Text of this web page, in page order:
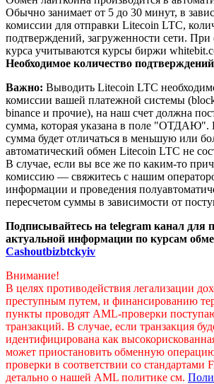
Обычно занимает от 5 до 30 минут, в
комиссии для отправки Litecoin LTC,
подтверждений, загруженности сети.
курса учитываются курсы биржи
Необходимое количество
Важно: Выводить Litecoin LTC
комиссии вашей платежной системы
binance и прочие), на наш счет должна
сумма, которая указана в поле "ОТДАЮ".
сумма будет отличаться в меньшую или
автоматический обмен Litecoin LTC не
В случае, если вы все же по каким-то
комиссию — свяжитесь с нашим
информации и проведения
пересчетом суммы в зависимости от
Подписывайтесь на telegram канал для
актуальной информации по курсам
Cashoutbizbtckyiv
Внимание!
В целях противодействия легализации
преступным путем, и финансированию
пункты проводят AML-проверки
транзакций. В случае, если транзакция
идентифицирована как
может приостановить обменную
проверки в соответствии со стандартами
детально о нашей AML политике см.